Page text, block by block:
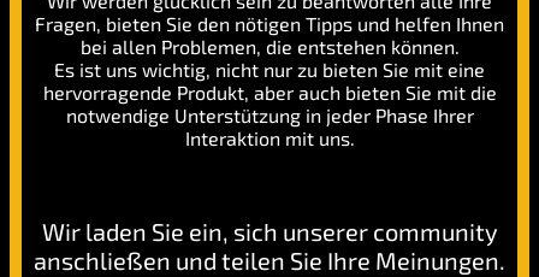
Fragen, bieten Sie den nötigen Tipps und helfen Ihnen
bei allen Problemen, die entstehen können.
Es ist uns wichtig, nicht nur zu bieten Sie mit eine
hervorragende Produkt, aber auch bieten Sie mit die
notwendige Unterstützung in jeder Phase Ihrer
Interaktion mit uns.
Wir laden Sie ein, sich unserer community
anschließen und teilen Sie Ihre Meinungen.